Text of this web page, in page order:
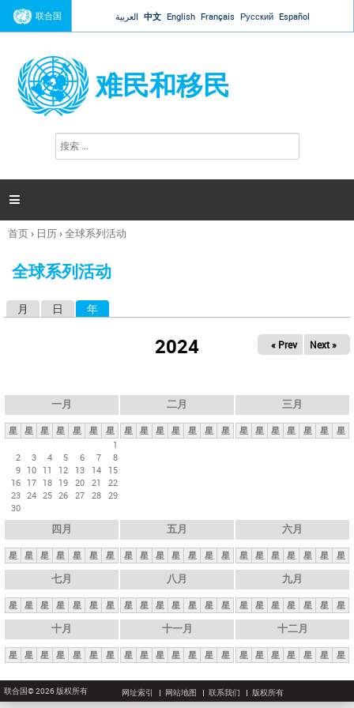
Jump to navigation
联合国 العربية 中文 English Français Русский Español
难民和移民
搜
索

你
这
首页› 日历›全球系列活动
全球系列活动
月 日 年
2024 « Prev Next »
一月
星 星 星 星 星 星
星
1
2
3 4 5 6 7
8
9 10 11 12 13 14
15
16 17 18 19 20 21
22
23 24 25 26 27 28 29
30
二月
星 星 星 星 星 星 星
三月
星 星 星 星 星 星 星
四月
星 星 星 星 星 星 星
五月
星 星 星 星 星 星 星
六月
星 星 星 星 星 星 星
七月
星 星 星 星 星 星 星
八月
星 星 星 星 星 星 星
九月
星 星 星 星 星 星 星
十月
星 星 星 星 星 星 星
十一月
星 星 星 星 星 星 星
十二月
星 星 星 星 星 星 星
联合国© 2026 版权所有 网址索引 网站地图 联系我们 版权所有